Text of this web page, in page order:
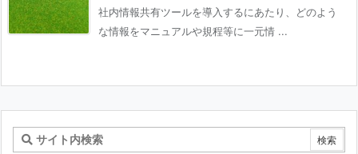
社内情報共有ツールを導入するにあたり、どのよう
な情報をマニュアルや規程等に一元情 ...